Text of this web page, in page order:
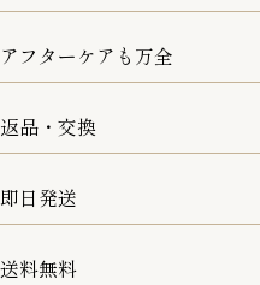
商品金額の10%をポイント還
アフターケアも万全
取り扱い商品はすべて正規品
修理などのご相談に関しま
ただきます。
返品・交換
8日以内なら、返品・交換も可
即日発送
15:00までのご注文は即日発送
送料無料